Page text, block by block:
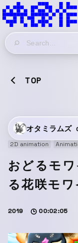
TOP
オタミラムズ
2D animation
おどるモ
る花咲モワ
2019 00:02:05